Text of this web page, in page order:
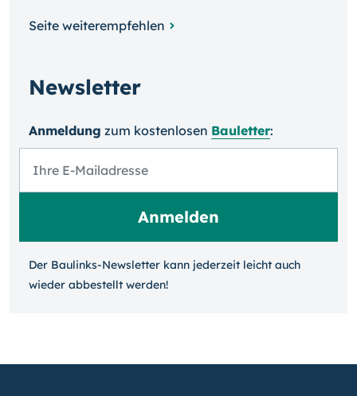
Seite weiterempfehlen
Newsletter
Anmeldung zum kosten­losen Bauletter:
Der Baulinks-Newsletter kann jeder­zeit leicht auch
wieder ab­bestellt werden!